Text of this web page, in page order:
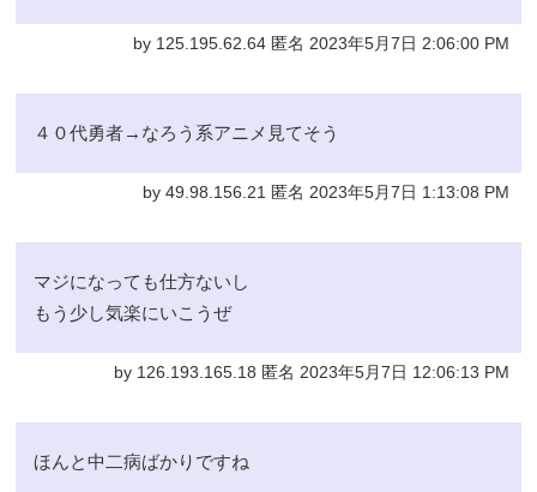
by 125.195.62.64 匿名 2023年5月7日 2:06:00 PM
４０代勇者→なろう系アニメ見てそう
by 49.98.156.21 匿名 2023年5月7日 1:13:08 PM
マジになっても仕方ないし
もう少し気楽にいこうぜ
by 126.193.165.18 匿名 2023年5月7日 12:06:13 PM
ほんと中二病ばかりですね